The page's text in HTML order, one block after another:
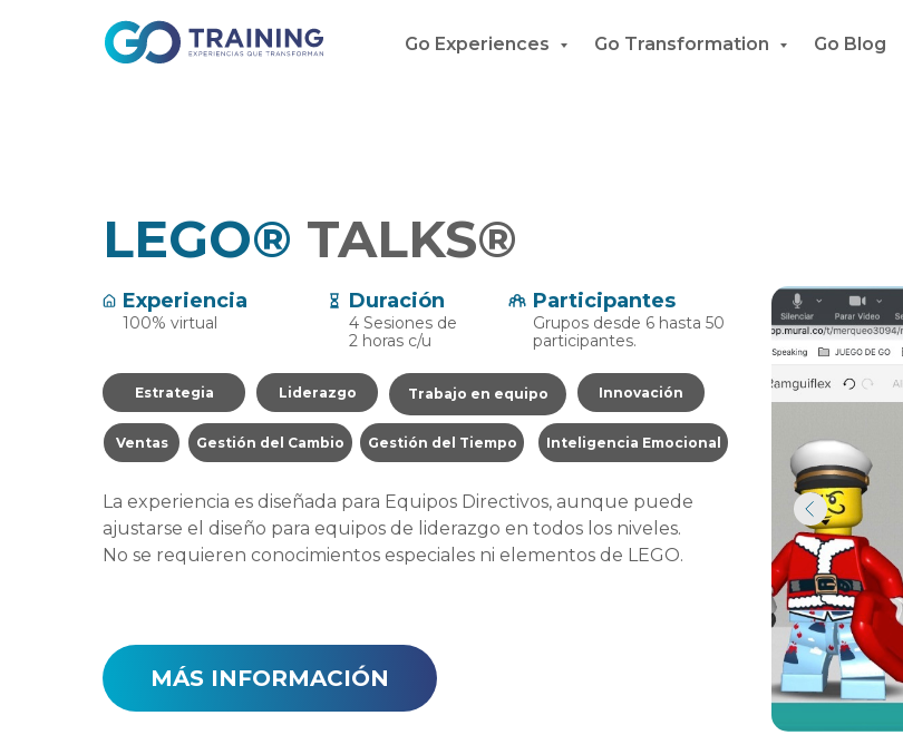
Go Experiences Go Transformation Go Blog
LEGO® TALKS®
La experiencia es diseñada para Equipos Directivos, aunque puede
ajustarse el diseño para equipos de liderazgo en todos los niveles.
No se requieren conocimientos especiales ni elementos de LEGO.
MÁS INFORMACIÓN
Estrategia Liderazgo
Duración
4 Sesiones de
2 horas c/u
Trabajo en equipo
Experiencia
100% virtual
Innovación
Ventas Gestión del Cambio Gestión del Tiempo
Participantes
Grupos desde 6 hasta 50
participantes.
Inteligencia Emocional